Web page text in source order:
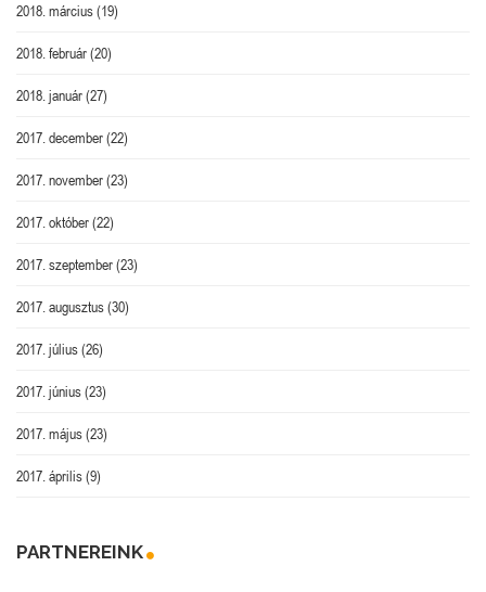
2018. március(19)
2018. február(20)
2018. január(27)
2017. december(22)
2017. november(23)
2017. október(22)
2017. szeptember(23)
2017. augusztus(30)
2017. július(26)
2017. június(23)
2017. május(23)
2017. április(9)
PARTNEREINK